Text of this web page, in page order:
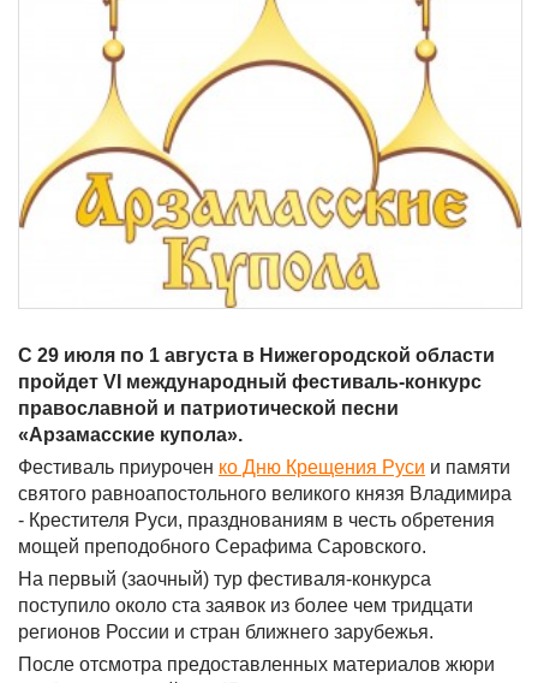
С 29 июля по 1 августа в Нижегородской области
пройдет VI международный фестиваль-конкурс
православной и патриотической песни
«Арзамасские купола».
Фестиваль приурочен ко Дню Крещения Руси и памяти
святого равноапостольного великого князя Владимира
- Крестителя Руси, празднованиям в честь обретения
мощей преподобного Серафима Саровского.
На первый (заочный) тур фестиваля-конкурса
поступило около ста заявок из более чем тридцати
регионов России и стран ближнего зарубежья.
После отсмотра предоставленных материалов жюри